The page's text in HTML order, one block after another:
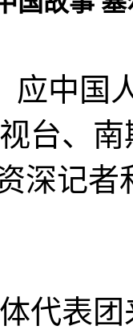
应中国
台、
深记
代表